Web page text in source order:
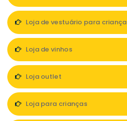
Loja de vestuário para criança
Loja de vinhos
Loja outlet
Loja para crianças